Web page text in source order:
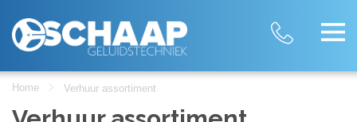
Home Verhuur assortiment